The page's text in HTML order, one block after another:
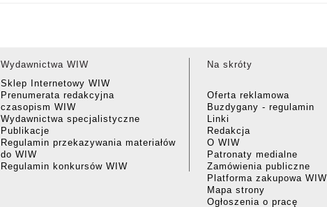
Wydawnictwa WIW
Sklep Internetowy WIW
Prenumerata redakcyjna
czasopism WIW
Wydawnictwa specjalistyczne
Publikacje
Regulamin przekazywania materiałów
do WIW
Regulamin konkursów WIW
Na skróty
Oferta reklamowa
Buzdygany - regulamin
Linki
Redakcja
O WIW
Patronaty medialne
Zamówienia publiczne
Platforma zakupowa WIW
Mapa strony
Ogłoszenia o pracę